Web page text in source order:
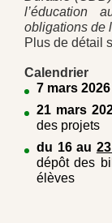
l’éducation
obligations de
Plus de détail
Calendrier
7 mars 2026
21 mars
des projets
du 16 au
dépôt des
élèves